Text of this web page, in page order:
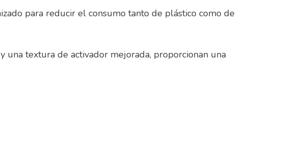
para reducir el consumo tanto de plástico como de
textura de activador mejorada, proporcionan una